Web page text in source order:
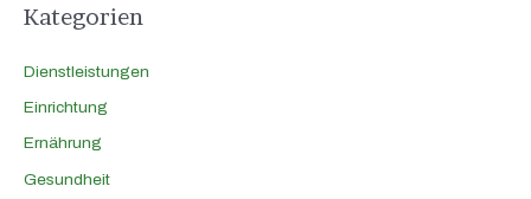
Kategorien
Dienstleistungen
Einrichtung
Ernährung
Gesundheit